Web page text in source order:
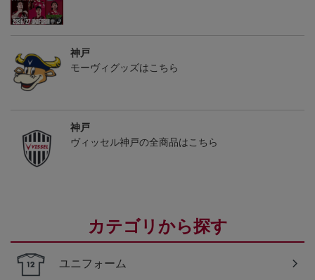
神戸
モーヴィグッズはこちら
神戸
ヴィッセル神戸の全商品はこちら
カテゴリから探す
ユニフォーム